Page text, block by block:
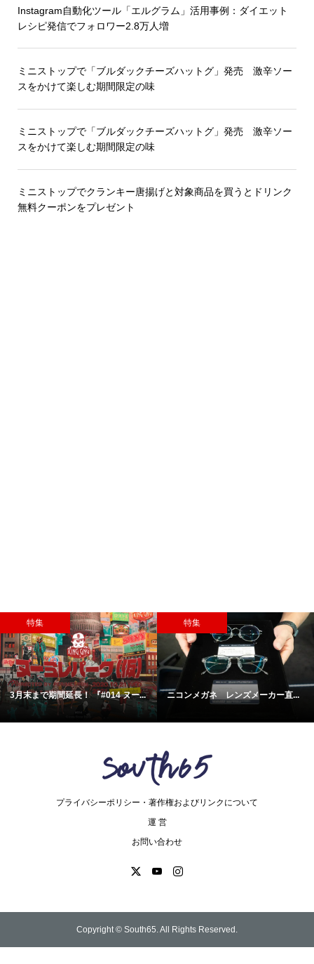
Instagram自動化ツール「エルグラム」活用事例：ダイエット
レシピ発信でフォロワー2.8万人増
ミニストップで「ブルダックチーズハットグ」発売 激辛ソー
スをかけて楽しむ期間限定の味
ミニストップで「ブルダックチーズハットグ」発売 激辛ソー
スをかけて楽しむ期間限定の味
ミニストップでクランキー唐揚げと対象商品を買うとドリンク
無料クーポンをプレゼント
期間延長！ 『#014 ヌー...
特集
ニコンメガネ レンズメーカー直...
特
フィン
プライバシーポリシー・著作権およびリンクについて
運 営
お問い合わせ
Copyright © South65. All Rights Reserved.